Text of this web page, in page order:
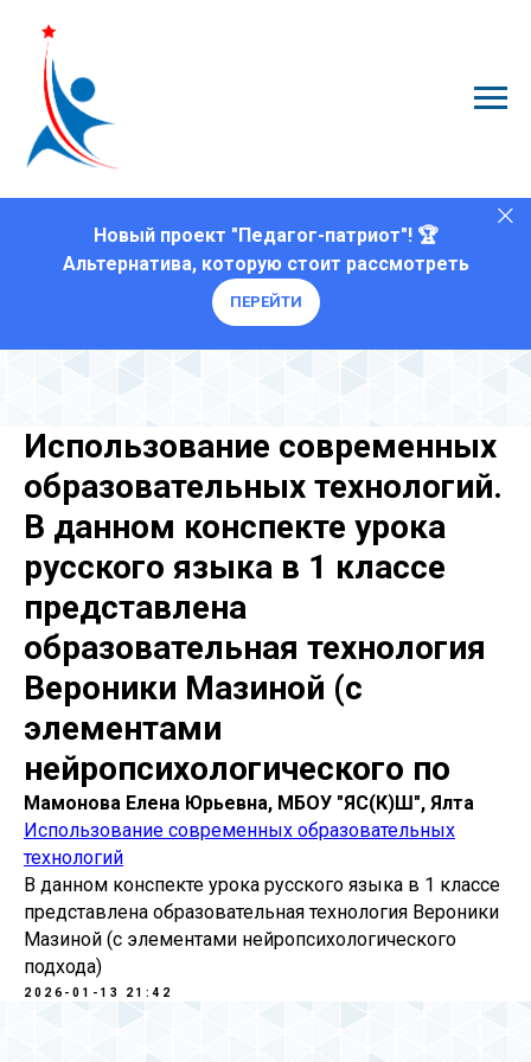
Новый проект "Педагог-патриот"! 🏆
Альтернатива, которую стоит рассмотреть
ПЕРЕЙТИ
Использование современных
образовательных технологий.
В данном конспекте урока
русского языка в 1 классе
представлена
образовательная технология
Вероники Мазиной (с
элементами
нейропсихологического по
Мамонова Елена Юрьевна, МБОУ "ЯС(К)Ш", Ялта
Использование современных образовательных
технологий
В данном конспекте урока русского языка в 1 классе
представлена образовательная технология Вероники
Мазиной (с элементами нейропсихологического
подхода)
2026-01-13 21:42